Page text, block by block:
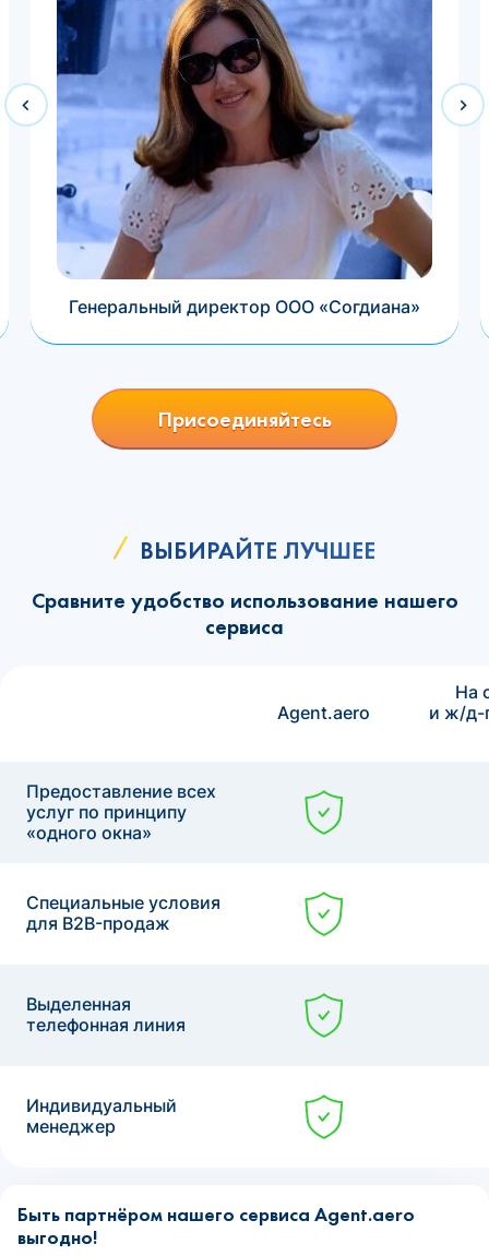
Генеральный директор ООО «Согдиана»
Присоединяйтесь
ВЫБИРАЙТЕ ЛУЧШЕЕ
Сравните удобство использование нашего
сервиса
Agent.aero
На
и ж/д-
Предоставление всех
услуг по принципу
«одного окна»
Специальные условия
для B2B-продаж
Выделенная
телефонная линия
Индивидуальный
менеджер
Быть партнёром нашего сервиса Agent.aero
выгодно!